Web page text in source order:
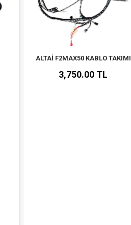
ALTAİ F2MAX50 KABLO TAKIMI
3,750.00 TL